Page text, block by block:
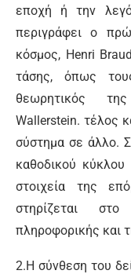
εποχή ή την
περιγράφει ο
κόσμος, Henri
τάσης, όπως
θεωρητικός της
Wallerstein. τέλος
σύστημα σε άλλο.
καθοδικού
στοιχεία της
στηρίζεται
πληροφορικής και
2.Η σύνθεση του